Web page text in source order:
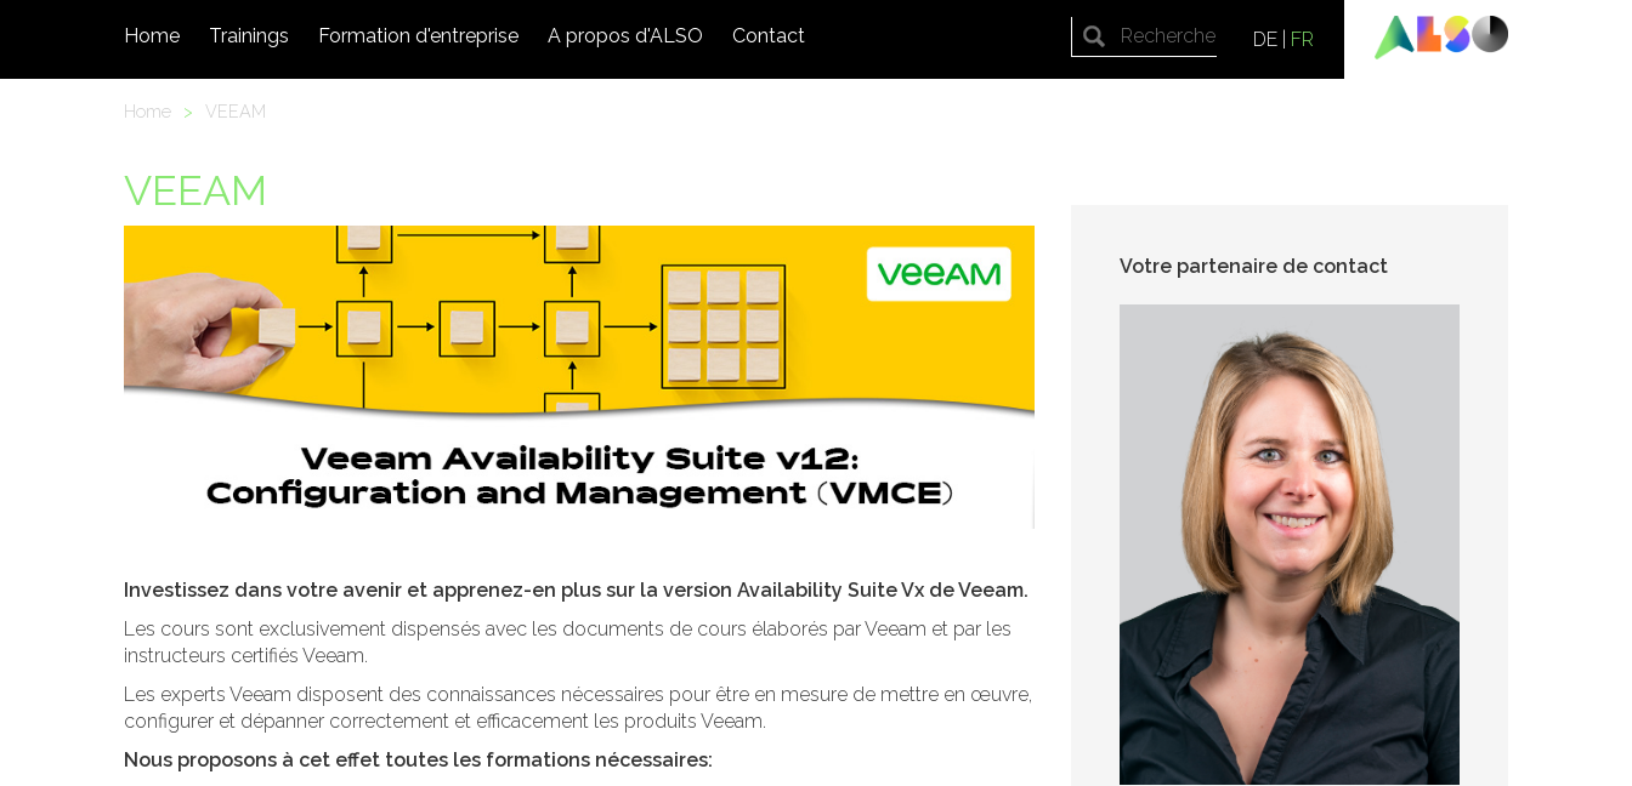
DE FR
Home Trainings Formation d'entreprise A propos d'ALSO Contact
Home > VEEAM
VEEAM
Investissez dans votre avenir et apprenez-en plus sur la version Availability Suite Vx de Veeam.
Les cours sont exclusivement dispensés avec les documents de cours élaborés par Veeam et par les
instructeurs certifiés Veeam.
Les experts Veeam disposent des connaissances nécessaires pour être en mesure de mettre en œuvre,
configurer et dépanner correctement et efficacement les produits Veeam.
Nous proposons à cet effet toutes les formations nécessaires:
Votre partenaire de contact